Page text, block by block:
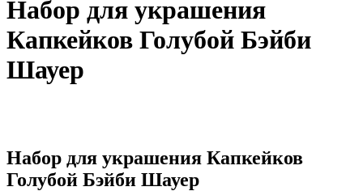
Набор для украшения
Капкейков Голубой Бэйби
Шауер
Набор для украшения Капкейков
Голубой Бэйби Шауер